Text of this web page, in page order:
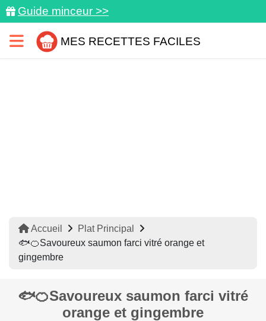
Guide minceur >>
MES RECETTES FACILES
Accueil
Plat Principal
🐟🍊Savoureux saumon farci vitré orange et
gingembre
🐟🍊Savoureux saumon farci vitré
orange et gingembre